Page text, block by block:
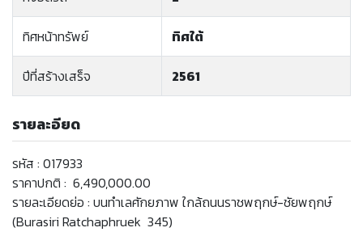
ทิศหน้าทรัพย์ ทิศใต้
ปีที่สร้างเสร็จ 2561
รายละอียด
รหัส : 017933
ราคาปกติ : 6,490,000.00
รายละเอียดย่อ : บนทำเลศักยภาพ ใกล้ถนนราชพฤกษ์-ชัยพฤกษ์
(Burasiri Ratchaphruek 345)